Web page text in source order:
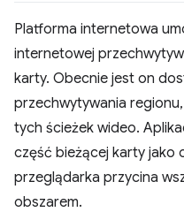
Platforma internetowa
internetowej
karty. Obecnie jest on
przechwytywania
tych ścieżek wideo.
część bieżącej karty jako
przeglądarka przycina
obszarem.